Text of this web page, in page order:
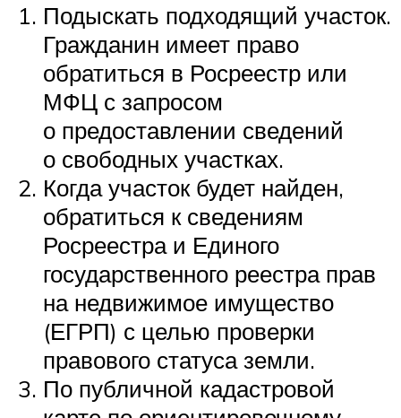
Подыскать подходящий участок.
Гражданин имеет право
обратиться в Росреестр или
МФЦ с запросом
о предоставлении сведений
о свободных участках.
Когда участок будет найден,
обратиться к сведениям
Росреестра и Единого
государственного реестра прав
на недвижимое имущество
(ЕГРП) с целью проверки
правового статуса земли.
По публичной кадастровой